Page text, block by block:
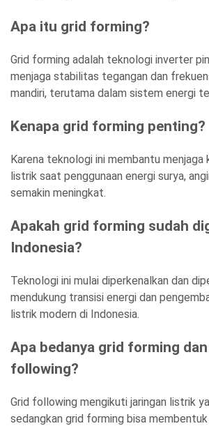
Apa itu grid forming?
Grid forming adalah teknologi inverter
menjaga stabilitas tegangan dan
mandiri, terutama dalam sistem energi
Kenapa grid forming penting?
Karena teknologi ini membantu menjaga
listrik saat penggunaan energi surya,
semakin meningkat.
Apakah grid forming sudah
Indonesia?
Teknologi ini mulai diperkenalkan dan
mendukung transisi energi dan
listrik modern di Indonesia.
Apa bedanya grid forming
following?
Grid following mengikuti jaringan listrik
sedangkan grid forming bisa